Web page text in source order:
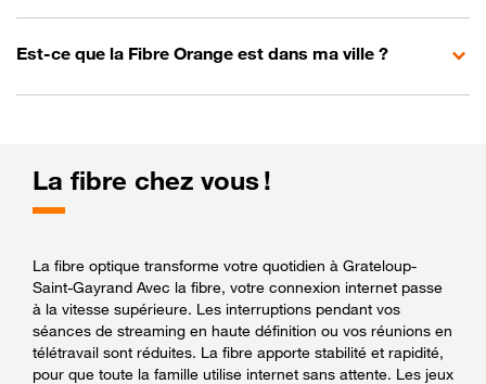
Est-ce que la Fibre Orange est dans ma ville ?
La fibre chez vous !
La fibre optique transforme votre quotidien à Grateloup-
Saint-Gayrand Avec la fibre, votre connexion internet passe
à la vitesse supérieure. Les interruptions pendant vos
séances de streaming en haute définition ou vos réunions en
télétravail sont réduites. La fibre apporte stabilité et rapidité,
pour que toute la famille utilise internet sans attente. Les jeux